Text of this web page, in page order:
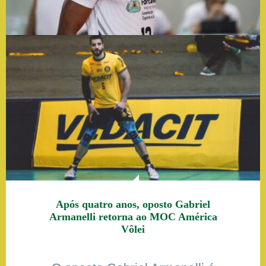
Após quatro anos, oposto Gabriel
Armanelli retorna ao MOC América
Vôlei